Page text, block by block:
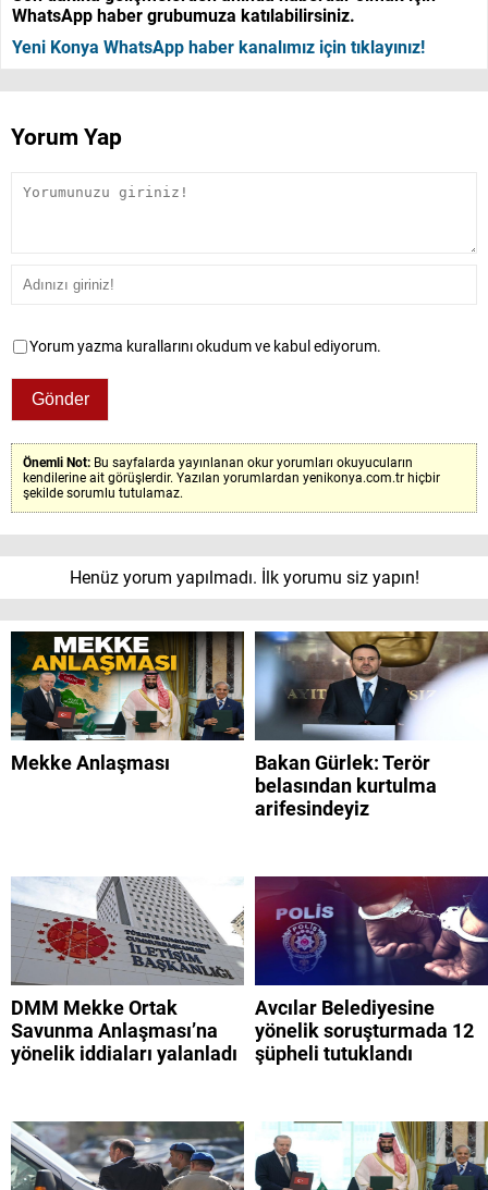
WhatsApp haber grubumuza katılabilirsiniz.
Yeni Konya WhatsApp haber kanalımız için tıklayınız!
Yorum Yap
Yorum yazma kurallarını okudum ve kabul ediyorum.
Önemli Not: Bu sayfalarda yayınlanan okur yorumları okuyucuların
kendilerine ait görüşlerdir. Yazılan yorumlardan yenikonya.com.tr hiçbir
şekilde sorumlu tutulamaz.
Henüz yorum yapılmadı. İlk yorumu siz yapın!
Mekke Anlaşması
Bakan Gürlek: Terör
belasından kurtulma
arifesindeyiz
DMM Mekke Ortak
Savunma Anlaşması’na
yönelik iddiaları yalanladı
Avcılar Belediyesine
yönelik soruşturmada 12
şüpheli tutuklandı